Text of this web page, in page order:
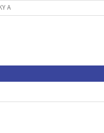
A DOPRAVA